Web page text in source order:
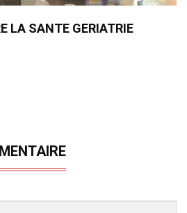
LA SANTE GERIATRIE